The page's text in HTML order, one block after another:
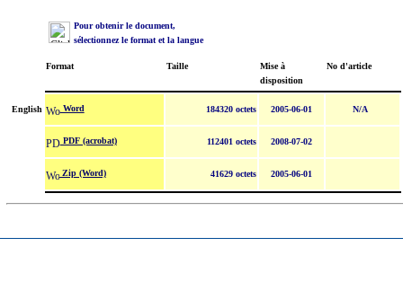
Pour obtenir le document,
sélectionnez le format et la langue
Format Taille
Mise à
disposition
No d'article
English Word 184320 octets 2005-06-01 N/A
PDF (acrobat) 112401 octets 2008-07-02
Zip (Word) 41629 octets 2005-06-01